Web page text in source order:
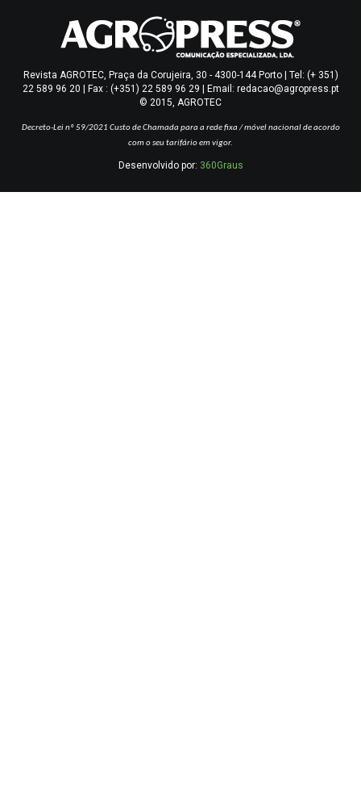
Revista AGROTEC, Praça da Corujeira, 30 - 4300-144 Porto | Tel: (+ 351)
22 589 96 20 | Fax : (+351) 22 589 96 29 | Email: redacao@agropress.pt
© 2015, AGROTEC
Decreto-Lei nº 59/2021 Custo de Chamada para a rede fixa / móvel nacional de acordo
com o seu tarifário em vigor.
Desenvolvido por: 360Graus